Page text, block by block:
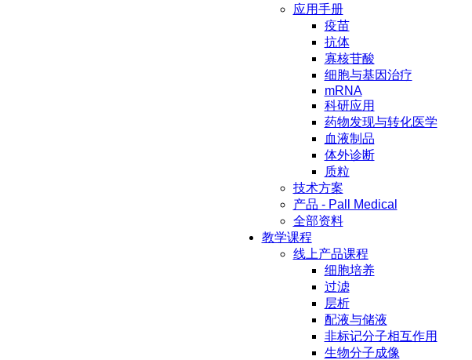
应用手册
疫苗
抗体
寡核苷酸
细胞与基因治疗
mRNA
科研应用
药物发现与转化医学
血液制品
体外诊断
质粒
技术方案
产品 - Pall Medical
全部资料
教学课程
线上产品课程
细胞培养
过滤
层析
配液与储液
非标记分子相互作用
生物分子成像